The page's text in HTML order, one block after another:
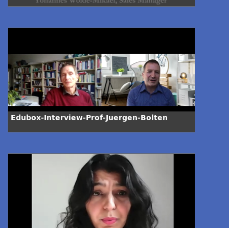
Edubox-Interview-Prof-Juergen-Bolten